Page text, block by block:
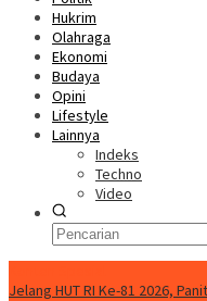
Hukrim
Olahraga
Ekonomi
Budaya
Opini
Lifestyle
Lainnya
Indeks
Techno
Video
Jelang HUT RI Ke-81 2026,